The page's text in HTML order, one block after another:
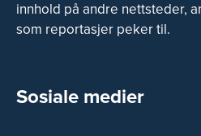
innhold på andre nettsteder,
som reportasjer peker til.
Sosiale medier